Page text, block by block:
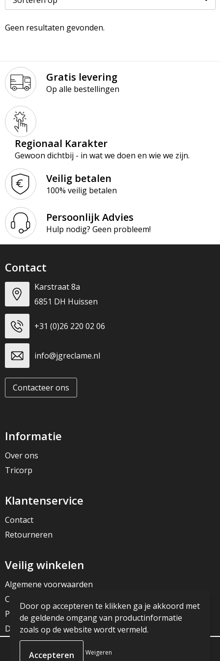
Paraplu’s
Premiums
Schrijfwaren
Tassen & Reizen
Kledingaccessoires
Ondergoed, Sokken en Nachtkleding
Peuters en Baby's
Polo's
Regenkleding
Sweaters
T-Shirts
Vesten
Ondergoed en Sokken
Overalls
Polo's
Reflecterende polo's
Reflecterende vesten
Regenkleding
Schorten en Sloven
Sweaters
T-Shirts
Vesten
Werkkleding sets
Gehoorbescherming
Geen resultaten gevonden.
Gratis levering
Op alle bestellingen
Regionaal Karakter
Gewoon dichtbij - in wat we doen en wie we zijn.
Veilig betalen
100% veilig betalen
Persoonlijk Advies
Hulp nodig? Geen probleem!
Contact
Karstraat 8a
6851 DH Huissen
+31 (0)26 220 02 06
info@jgreclame.nl
Contacteer ons
Informatie
Over ons
Tricorp
Klantenservice
Contact
Retourneren
Veilig winkelen
Algemene voorwaarden
Cookieverklaring
Privacyverklaring
Disclaimer
© Copyright JG Reclame 2023
Door op accepteren te klikken ga je akkoord met
de geldende omgang van productinformatie
zoals op de website wordt vermeld.
Weigeren